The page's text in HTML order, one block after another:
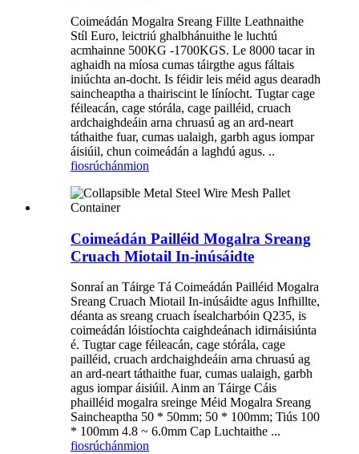
Coimeádán Mogalra Sreang Fillte Leathnaithe
Stíl Euro, leictriú ghalbhánuithe le luchtú
acmhainne 500KG -1700KGS. Le 8000 tacar in
aghaidh na míosa cumas táirgthe agus fáltais
iniúchta an-docht. Is féidir leis méid agus dearadh
saincheaptha a thairiscint le líníocht. Tugtar cage
féileacán, cage stórála, cage pailléid, cruach
ardchaighdeáin arna chruasú ag an ard-neart
táthaithe fuar, cumas ualaigh, garbh agus iompar
áisiúil, chun coimeádán a laghdú agus. ..
fiosrúchánmion
Coimeádán Pailléid Mogalra Sreang
Cruach Miotail In-inúsáidte
Sonraí an Táirge Tá Coimeádán Pailléid Mogalra
Sreang Cruach Miotail In-inúsáidte agus Infhillte,
déanta as sreang cruach ísealcharbóin Q235, is
coimeádán lóistíochta caighdeánach idirnáisiúnta
é. Tugtar cage féileacán, cage stórála, cage
pailléid, cruach ardchaighdeáin arna chruasú ag
an ard-neart táthaithe fuar, cumas ualaigh, garbh
agus iompar áisiúil. Ainm an Táirge Cáis
phailléid mogalra sreinge Méid Mogalra Sreang
Saincheaptha 50 * 50mm; 50 * 100mm; Tiús 100
* 100mm 4.8 ~ 6.0mm Cap Luchtaithe ...
fiosrúchánmion